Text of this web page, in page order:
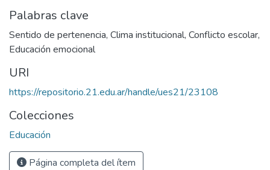
Palabras clave
Sentido de pertenencia, Clima institucional, Conflicto escolar,
Educación emocional
URI
https://repositorio.21.edu.ar/handle/ues21/23108
Colecciones
Educación
Página completa del ítem